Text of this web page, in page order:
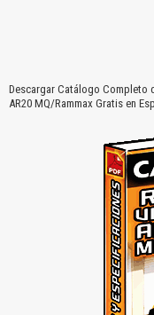
Descargar Catálogo Completo
AR20 MQ/Rammax Gratis en